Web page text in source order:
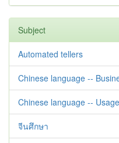
Subject
Automated tellers
Chinese language --
Chinese language -- Usage
จีนศึกษา